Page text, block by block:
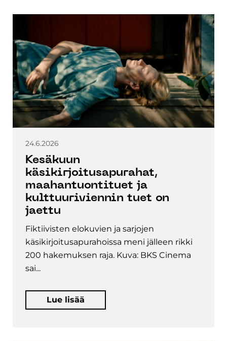
24.6.2026
Kesäkuun
käsikirjoitusapurahat,
maahantuontituet ja
kulttuuriviennin tuet on
jaettu
Fiktiivisten elokuvien ja sarjojen
käsikirjoitusapurahoissa meni jälleen rikki
200 hakemuksen raja. Kuva: BKS Cinema
sai...
Lue lisää